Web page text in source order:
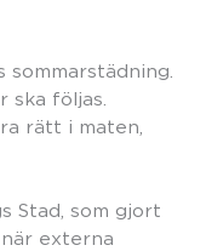
ska följas.
rätt i maten,
Stad, som gjort
externa